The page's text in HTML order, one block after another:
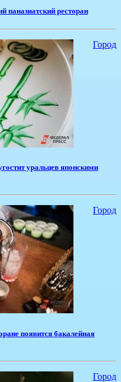
паназиатский ресторан
Город
уральцев японскими
Город
появится бакалейная
Город